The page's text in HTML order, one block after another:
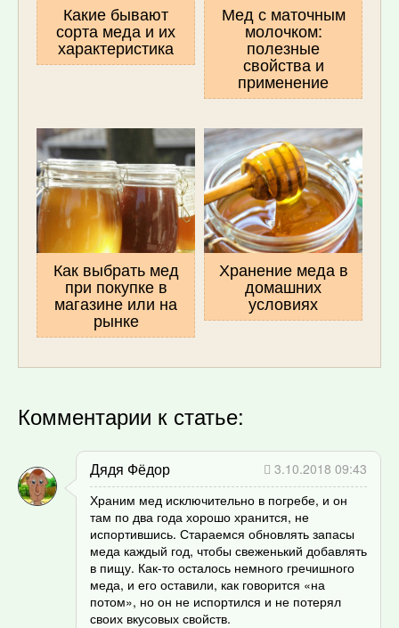
Какие бывают
сорта меда и их
характеристика
Мед с маточным
молочком:
полезные
свойства и
применение
Как выбрать мед
при покупке в
магазине или на
рынке
Хранение меда в
домашних
условиях
Комментарии к статье:
Дядя Фёдор
3.10.2018 09:43
Храним мед исключительно в погребе, и он
там по два года хорошо хранится, не
испортившись. Стараемся обновлять запасы
меда каждый год, чтобы свеженький добавлять
в пищу. Как-то осталось немного гречишного
меда, и его оставили, как говорится «на
потом», но он не испортился и не потерял
своих вкусовых свойств.